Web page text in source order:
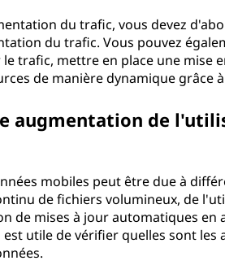
du trafic, vous devez
du trafic. Vous pouvez
trafic, mettre en place une mise
de manière dynamique grâce
augmentation de
mobiles peut être due à
de fichiers volumineux, de
de mises à jour automatiques en
utile de vérifier quelles sont les